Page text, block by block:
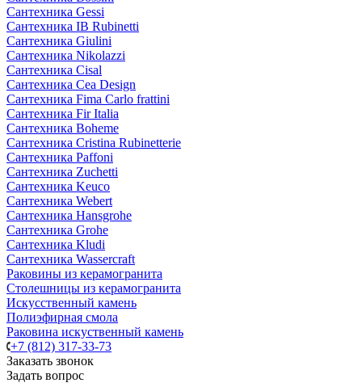
Сантехника Gessi
Сантехника IB Rubinetti
Сантехника Giulini
Сантехника Nikolazzi
Сантехника Cisal
Сантехника Cea Design
Сантехника Fima Carlo frattini
Сантехника Fir Italia
Сантехника Boheme
Сантехника Cristina Rubinetterie
Сантехника Paffoni
Сантехника Zuchetti
Сантехника Keuco
Сантехника Webert
Сантехника Hansgrohe
Сантехника Grohe
Сантехника Kludi
Сантехника Wassercraft
Раковины из керамогранита
Столешницы из керамогранита
Искусственный камень
Полиэфирная смола
Раковина искуственный камень
+7 (812) 317-33-73
Заказать звонок
Задать вопрос